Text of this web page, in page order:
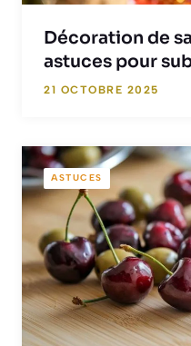
Décoration de
astuces pour
21 OCTOBRE 2025
ASTUCES